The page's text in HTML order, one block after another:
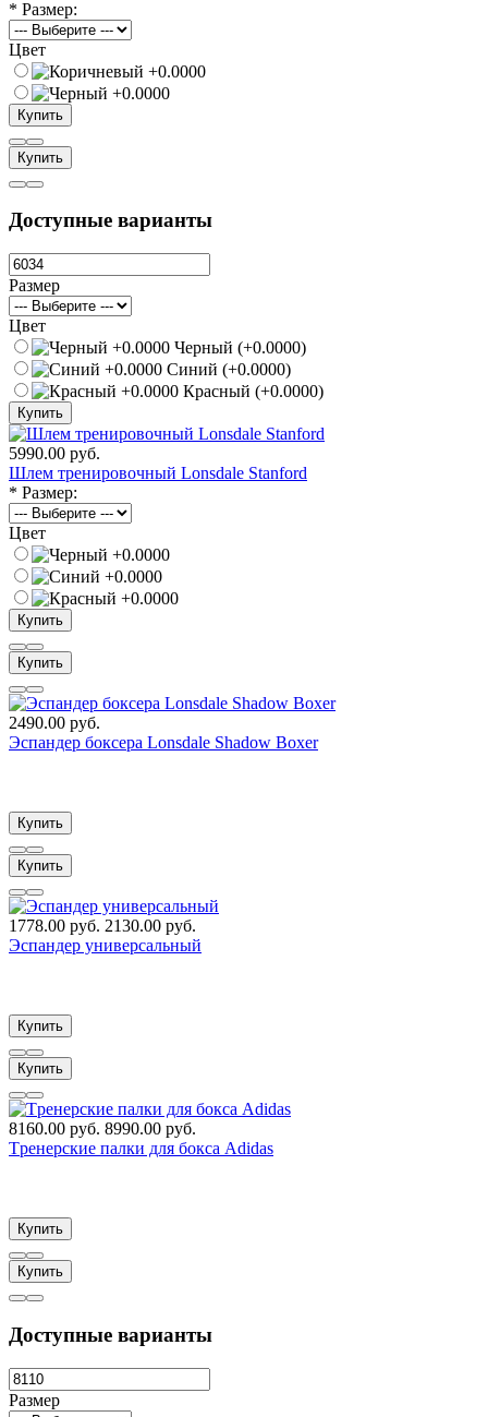
* Размер:
Цвет
Купить
Купить
Доступные варианты
Размер
Цвет
Черный (+0.0000)
Синий (+0.0000)
Красный (+0.0000)
Купить
5990.00 руб.
Шлем тренировочный Lonsdale Stanford
* Размер:
Цвет
Купить
Купить
2490.00 руб.
Эспандер боксера Lonsdale Shadow Boxer
Купить
Купить
1778.00 руб. 2130.00 руб.
Эспандер универсальный
Купить
Купить
8160.00 руб. 8990.00 руб.
Tренерские палки для бокса Adidas
Купить
Купить
Доступные варианты
Размер